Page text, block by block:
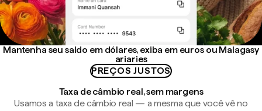
Mantenha seu saldo em dólares, exiba em euros ou Malagasy
ariaries
PREÇOS JUSTOS
Taxa de câmbio real, sem margens
Usamos a taxa de câmbio real — a mesma que você vê no